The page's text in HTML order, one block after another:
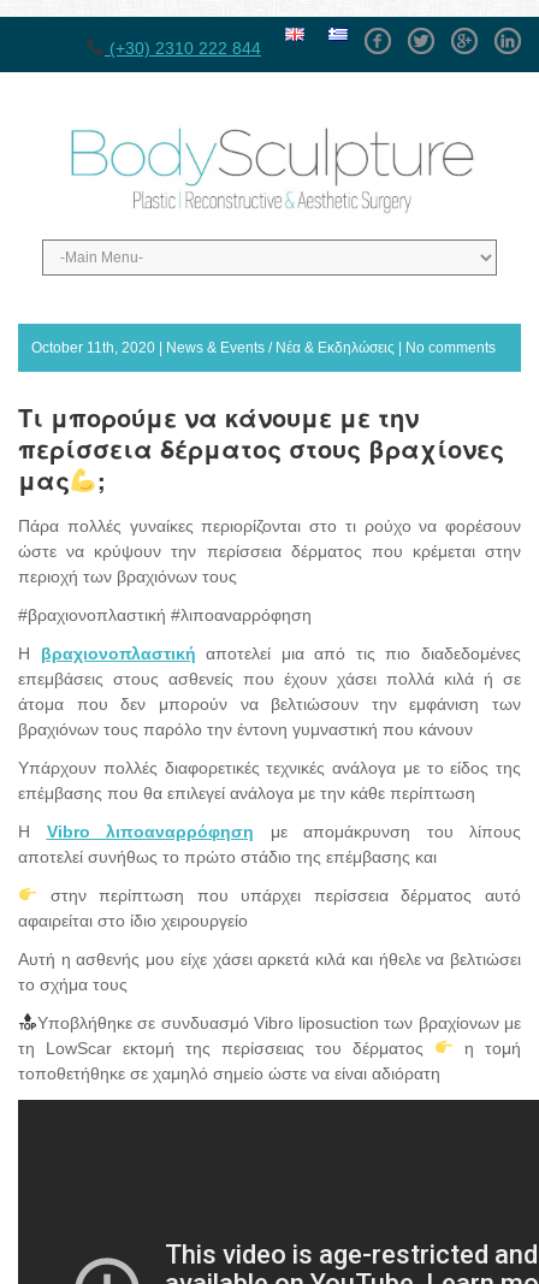
(+30) 2310 222 844
FacebookTwitterGPlus
October 11th, 2020 | News & Events / Νέα & Εκδηλώσεις | No comments
Τι μπορούμε να κάνουμε με την
περίσσεια δέρματος στους βραχίονες
μας
;
Πάρα πολλές γυναίκες περιορίζονται στο τι ρούχο να φορέσουν
ώστε να κρύψουν την περίσσεια δέρματος που κρέμεται στην
περιοχή των βραχιόνων τους
#βραχιονοπλαστική #λιποαναρρόφηση
Η βραχιονοπλαστική αποτελεί μια από τις πιο διαδεδομένες
επεμβάσεις στους ασθενείς που έχουν χάσει πολλά κιλά ή σε
άτομα που δεν μπορούν να βελτιώσουν την εμφάνιση των
βραχιόνων τους παρόλο την έντονη γυμναστική που κάνουν
Υπάρχουν πολλές διαφορετικές τεχνικές ανάλογα με το είδος της
επέμβασης που θα επιλεγεί ανάλογα με την κάθε περίπτωση
Η Vibro λιποαναρρόφηση με απομάκρυνση του λίπους
αποτελεί συνήθως το πρώτο στάδιο της επέμβασης και
στην περίπτωση που υπάρχει περίσσεια δέρματος αυτό
αφαιρείται στο ίδιο χειρουργείο
Αυτή η ασθενής μου είχε χάσει αρκετά κιλά και ήθελε να βελτιώσει
το σχήμα τους
Υποβλήθηκε σε συνδυασμό Vibro liposuction των βραχίονων με
τη LowScar εκτομή της περίσσειας του δέρματος
η τομή
τοποθετήθηκε σε χαμηλό σημείο ώστε να είναι αδιόρατη